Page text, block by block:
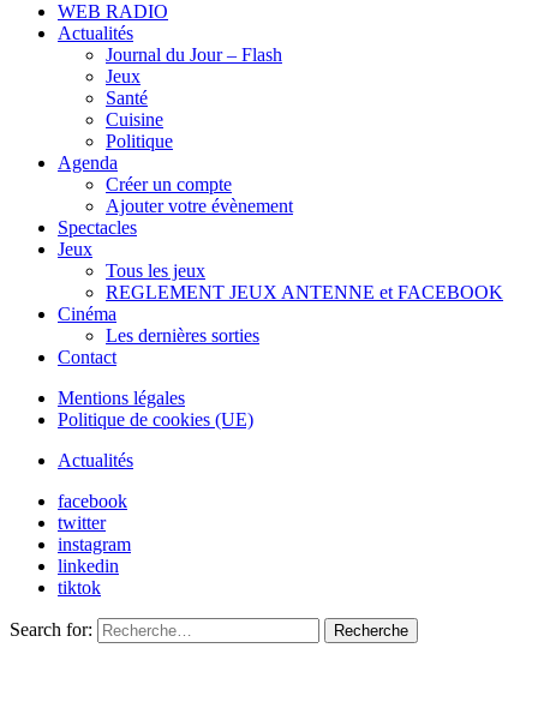
WEB RADIO
Actualités
Journal du Jour – Flash
Jeux
Santé
Cuisine
Politique
Agenda
Créer un compte
Ajouter votre évènement
Spectacles
Jeux
Tous les jeux
REGLEMENT JEUX ANTENNE et FACEBOOK
Cinéma
Les dernières sorties
Contact
Mentions légales
Politique de cookies (UE)
Actualités
facebook
twitter
instagram
linkedin
tiktok
Search for: Recherche